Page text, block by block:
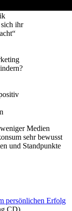
ihr
Medien
sehr bewusst
und Standpunkte
persönlichen Erfolg